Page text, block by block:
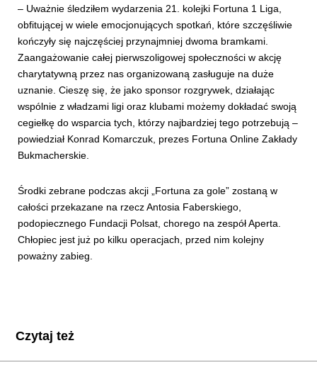
– Uważnie śledziłem wydarzenia 21. kolejki Fortuna 1 Liga,
obfitującej w wiele emocjonujących spotkań, które szczęśliwie
kończyły się najczęściej przynajmniej dwoma bramkami.
Zaangażowanie całej pierwszoligowej społeczności w akcję
charytatywną przez nas organizowaną zasługuje na duże
uznanie. Cieszę się, że jako sponsor rozgrywek, działając
wspólnie z władzami ligi oraz klubami możemy dokładać swoją
cegiełkę do wsparcia tych, którzy najbardziej tego potrzebują –
powiedział Konrad Komarczuk, prezes Fortuna Online Zakłady
Bukmacherskie.
Środki zebrane podczas akcji „Fortuna za gole” zostaną w
całości przekazane na rzecz Antosia Faberskiego,
podopiecznego Fundacji Polsat, chorego na zespół Aperta.
Chłopiec jest już po kilku operacjach, przed nim kolejny
poważny zabieg.
Czytaj też